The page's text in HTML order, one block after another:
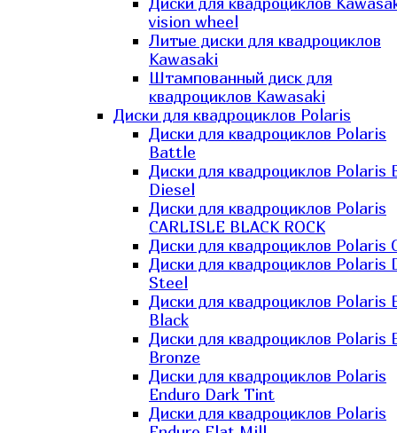
vision wheel
Литые диски для квадроциклов
Kawasaki​
Штампованный диск для
квадроциклов Kawasaki​
Диски для квадроциклов Polaris
Диски для квадроциклов Polaris
Battle
Диски для квадроциклов Polaris
Diesel
Диски для квадроциклов Polaris
CARLISLE BLACK ROCK
Диски для квадроциклов Polaris
Диски для квадроциклов Polaris
Steel
Диски для квадроциклов Polaris
Black
Диски для квадроциклов Polaris
Bronze
Диски для квадроциклов Polaris
Enduro Dark Tint
Диски для квадроциклов Polaris